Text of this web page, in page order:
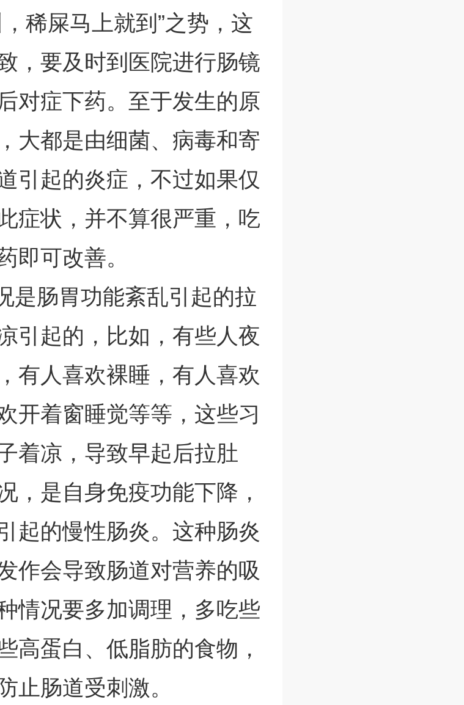
稀屎马上就到”之势，这
，要及时到医院进行肠镜
对症下药。至于发生的原
大都是由细菌、病毒和寄
引起的炎症，不过如果仅
症状，并不算很严重，吃
即可改善。
是肠胃功能紊乱引起的拉
引起的，比如，有些人夜
有人喜欢裸睡，有人喜欢
开着窗睡觉等等，这些习
着凉，导致早起后拉肚
，是自身免疫功能下降，
起的慢性肠炎。这种肠炎
作会导致肠道对营养的吸
情况要多加调理，多吃些
高蛋白、低脂肪的食物，
止肠道受刺激。